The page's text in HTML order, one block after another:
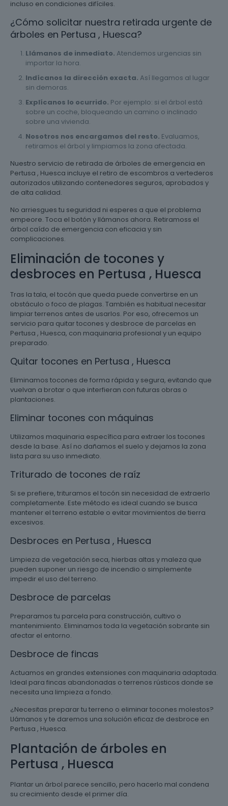
incluso en condiciones difíciles.
¿Cómo solicitar nuestra retirada urgente de
árboles en Pertusa , Huesca?
Llámanos de inmediato. Atendemos urgencias sin
importar la hora.
Indícanos la dirección exacta. Así llegamos al lugar
sin demoras.
Explícanos lo ocurrido. Por ejemplo: si el árbol está
sobre un coche, bloqueando un camino o inclinado
sobre una vivienda.
Nosotros nos encargamos del resto. Evaluamos,
retiramos el árbol y limpiamos la zona afectada.
Nuestro servicio de retirada de árboles de emergencia en
Pertusa , Huesca incluye el retiro de escombros a vertederos
autorizados utilizando contenedores seguros, aprobados y
de alta calidad.
No arriesgues tu seguridad ni esperes a que el problema
empeore. Toca el botón y llámanos ahora. Retiramoss el
árbol caído de emergencia con eficacia y sin
complicaciones.
Eliminación de tocones y
desbroces en Pertusa , Huesca
Tras la tala, el tocón que queda puede convertirse en un
obstáculo o foco de plagas. También es habitual necesitar
limpiar terrenos antes de usarlos. Por eso, ofrecemos un
servicio para quitar tocones y desbroce de parcelas en
Pertusa , Huesca, con maquinaria profesional y un equipo
preparado.
Quitar tocones en Pertusa , Huesca
Eliminamos tocones de forma rápida y segura, evitando que
vuelvan a brotar o que interfieran con futuras obras o
plantaciones.
Eliminar tocones con máquinas
Utilizamos maquinaria específica para extraer los tocones
desde la base. Así no dañamos el suelo y dejamos la zona
lista para su uso inmediato.
Triturado de tocones de raíz
Si se prefiere, trituramos el tocón sin necesidad de extraerlo
completamente. Este método es ideal cuando se busca
mantener el terreno estable o evitar movimientos de tierra
excesivos.
Desbroces en Pertusa , Huesca
Limpieza de vegetación seca, hierbas altas y maleza que
pueden suponer un riesgo de incendio o simplemente
impedir el uso del terreno.
Desbroce de parcelas
Preparamos tu parcela para construcción, cultivo o
mantenimiento. Eliminamos toda la vegetación sobrante sin
afectar el entorno.
Desbroce de fincas
Actuamos en grandes extensiones con maquinaria adaptada.
Ideal para fincas abandonadas o terrenos rústicos donde se
necesita una limpieza a fondo.
¿Necesitas preparar tu terreno o eliminar tocones molestos?
Llámanos y te daremos una solución eficaz de desbroce en
Pertusa , Huesca.
Plantación de árboles en
Pertusa , Huesca
Plantar un árbol parece sencillo, pero hacerlo mal condena
su crecimiento desde el primer día.